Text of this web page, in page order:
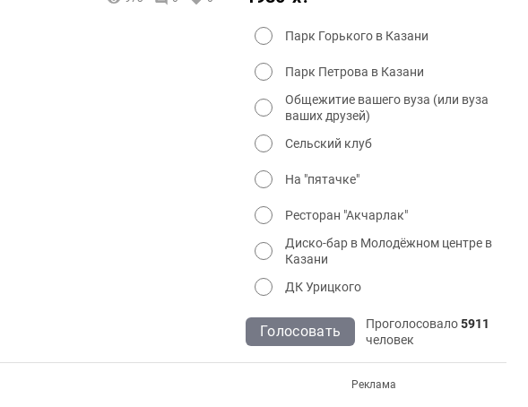
Парк Горького в Казани
Парк Петрова в Казани
Общежитие вашего вуза (или вуза
ваших друзей)
Сельский клуб
На "пятачке"
Ресторан "Акчарлак"
Диско-бар в Молодёжном центре в
Казани
ДК Урицкого
Голосовать Проголосовало5911
человек
Реклама